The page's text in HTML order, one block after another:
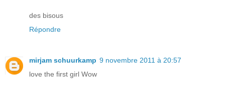
des bisous
Répondre
mirjam schuurkamp 9 novembre 2011 à 20:57
love the first girl Wow